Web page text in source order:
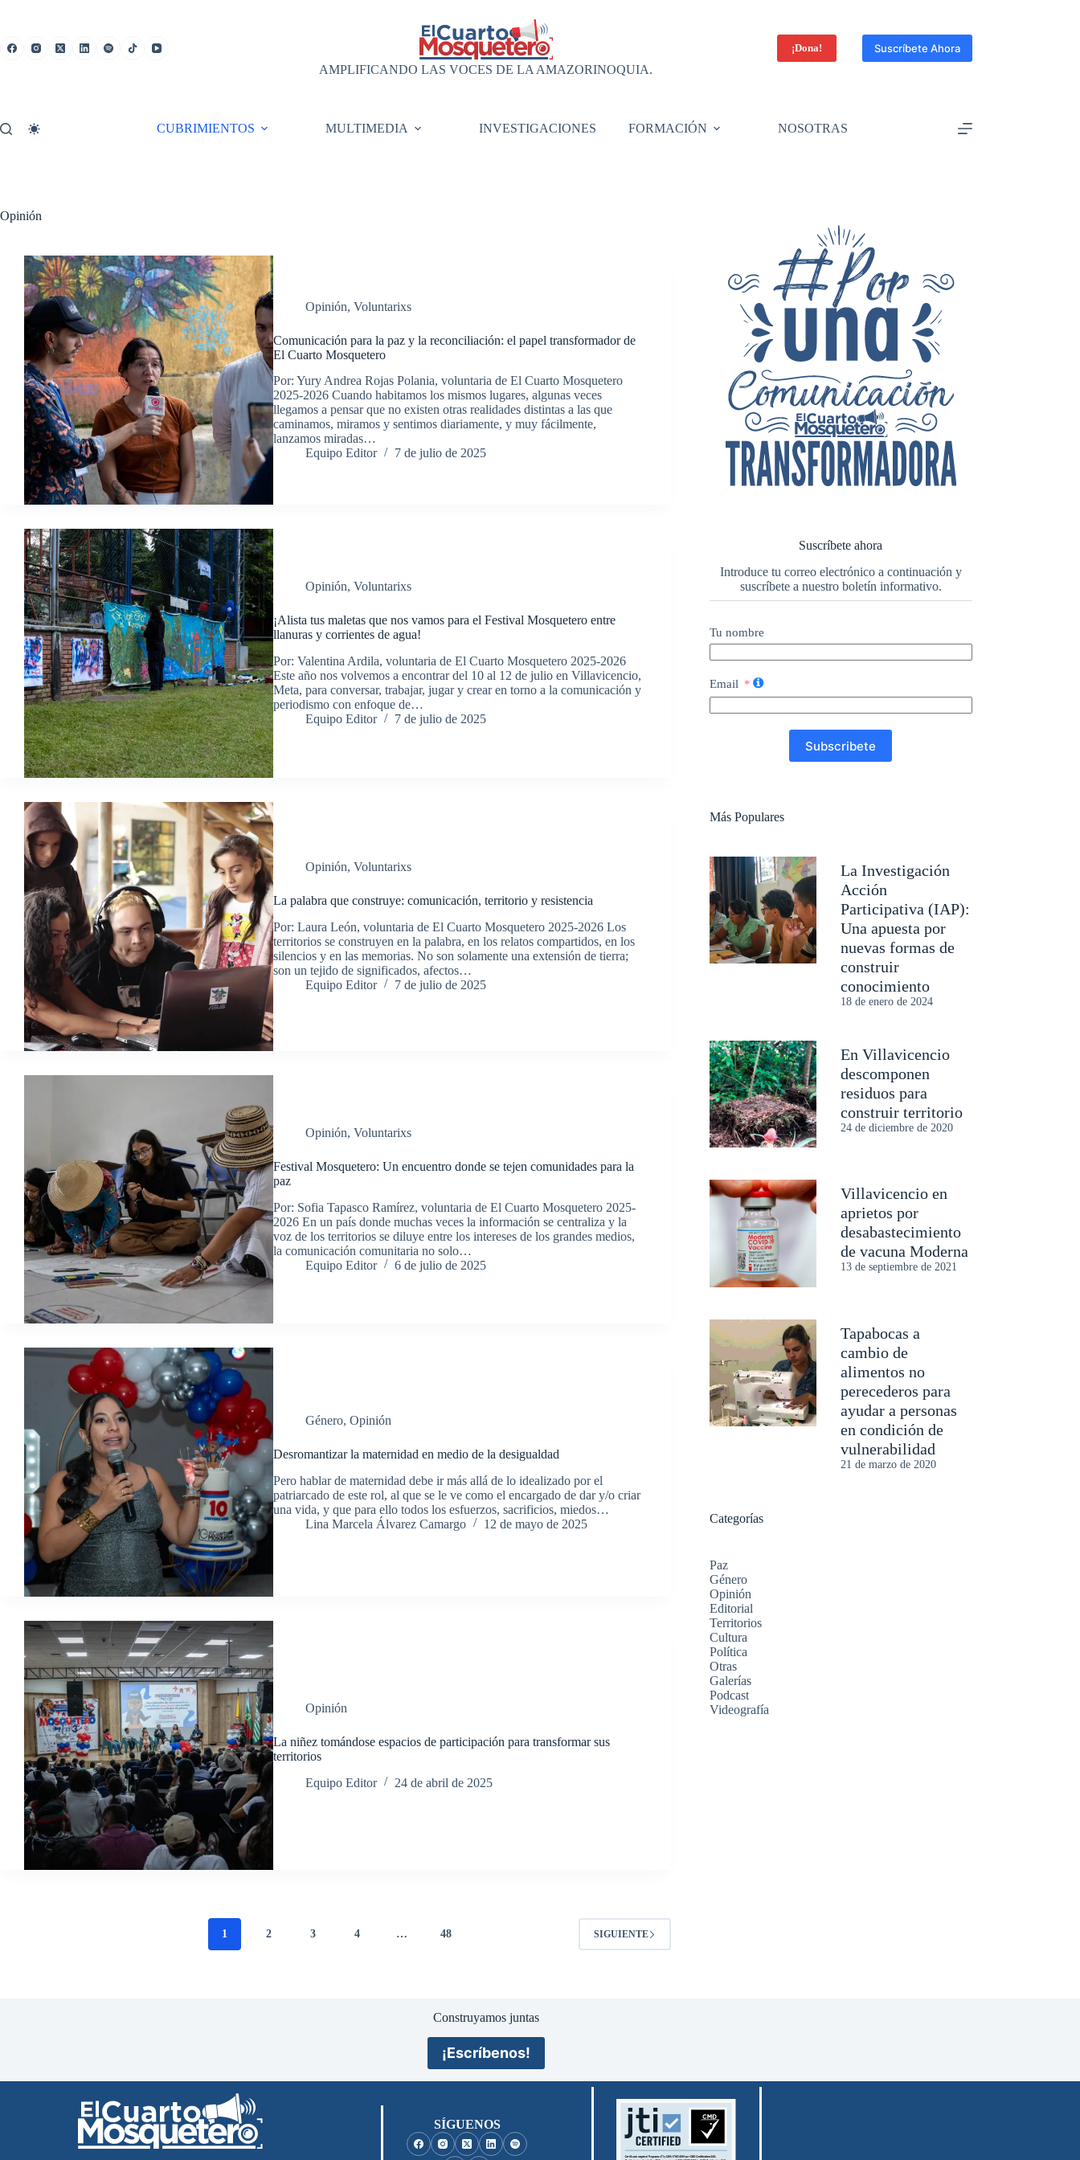
AMPLIFICANDO LAS VOCES DE LA AMAZORINOQUIA.
¡Dona! Suscríbete Ahora
CUBRIMIENTOS MULTIMEDIA INVESTIGACIONES FORMACIÓN NOSOTRAS
Opinión
Opinión, Voluntarixs
Comunicación para la paz y la reconciliación: el papel transformador de
El Cuarto Mosquetero
Por: Yury Andrea Rojas Polania, voluntaria de El Cuarto Mosquetero
2025-2026 Cuando habitamos los mismos lugares, algunas veces
llegamos a pensar que no existen otras realidades distintas a las que
caminamos, miramos y sentimos diariamente, y muy fácilmente,
lanzamos miradas…
Equipo Editor
7 de julio de 2025
Opinión, Voluntarixs
¡Alista tus maletas que nos vamos para el Festival Mosquetero entre
llanuras y corrientes de agua!
Por: Valentina Ardila, voluntaria de El Cuarto Mosquetero 2025-2026
Este año nos volvemos a encontrar del 10 al 12 de julio en Villavicencio,
Meta, para conversar, trabajar, jugar y crear en torno a la comunicación y
periodismo con enfoque de…
Equipo Editor
7 de julio de 2025
Opinión, Voluntarixs
La palabra que construye: comunicación, territorio y resistencia
Por: Laura León, voluntaria de El Cuarto Mosquetero 2025-2026 Los
territorios se construyen en la palabra, en los relatos compartidos, en los
silencios y en las memorias. No son solamente una extensión de tierra;
son un tejido de significados, afectos…
Equipo Editor
7 de julio de 2025
Opinión, Voluntarixs
Festival Mosquetero: Un encuentro donde se tejen comunidades para la
paz
Por: Sofia Tapasco Ramírez, voluntaria de El Cuarto Mosquetero 2025-
2026 En un país donde muchas veces la información se centraliza y la
voz de los territorios se diluye entre los intereses de los grandes medios,
la comunicación comunitaria no solo…
Equipo Editor
6 de julio de 2025
Género, Opinión
Desromantizar la maternidad en medio de la desigualdad
Pero hablar de maternidad debe ir más allá de lo idealizado por el
patriarcado de este rol, al que se le ve como el encargado de dar y/o criar
una vida, y que para ello todos los esfuerzos, sacrificios, miedos…
Lina Marcela Álvarez Camargo
12 de mayo de 2025
Opinión
La niñez tomándose espacios de participación para transformar sus
territorios
Equipo Editor
24 de abril de 2025
1 2 3 4 … 48 SIGUIENTE
Suscríbete ahora
Introduce tu correo electrónico a continuación y
suscríbete a nuestro boletín informativo.
Tu nombre
Email
Subscribete
Más Populares
La Investigación
Acción
Participativa (IAP):
Una apuesta por
nuevas formas de
construir
conocimiento
18 de enero de 2024
En Villavicencio
descomponen
residuos para
construir territorio
24 de diciembre de 2020
Villavicencio en
aprietos por
desabastecimiento
de vacuna Moderna
13 de septiembre de 2021
Tapabocas a
cambio de
alimentos no
perecederos para
ayudar a personas
en condición de
vulnerabilidad
21 de marzo de 2020
Categorías
Paz
Género
Opinión
Editorial
Territorios
Cultura
Política
Otras
Galerías
Podcast
Videografía
Construyamos juntas
¡Escríbenos!
SÍGUENOS